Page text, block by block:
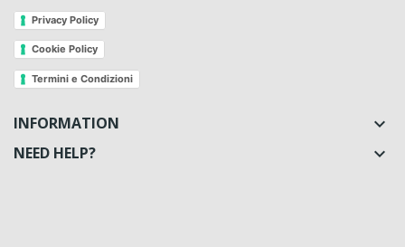
Privacy Policy
Cookie Policy
Termini e Condizioni
INFORMATION 
NEED HELP? 